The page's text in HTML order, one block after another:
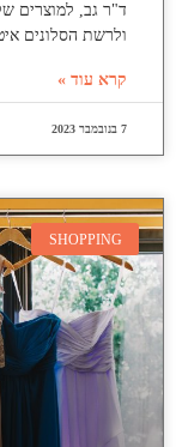
ד"ר גב, למוצרים
ולרשת הסלונים
קרא עוד »
7 בנובמבר 2023
SHOPPING